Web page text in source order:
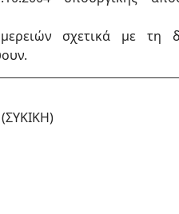
σχετικά με τη